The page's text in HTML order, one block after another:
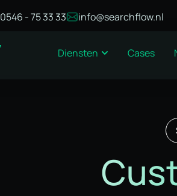
0546 - 75 33 33 info@searchflow.nl
Diensten Cases